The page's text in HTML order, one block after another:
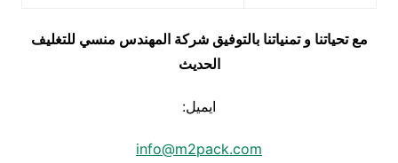
مع تحياتنا و تمنياتنا بالتوفيق شركة المهندس منسي للتغليف
الحديث
ايميل:
info@m2pack.com